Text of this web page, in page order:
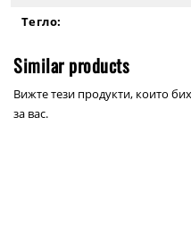
Тегло:
Similar products
Вижте тези продукти, които
за вас.